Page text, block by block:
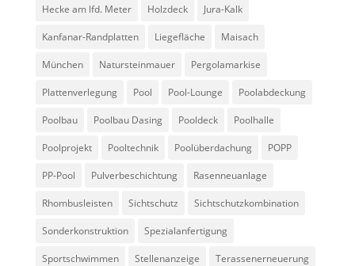
Hecke am lfd. Meter Holzdeck Jura-Kalk
Kanfanar-Randplatten Liegefläche Maisach
München Natursteinmauer Pergolamarkise
Plattenverlegung Pool Pool-Lounge Poolabdeckung
Poolbau Poolbau Dasing Pooldeck Poolhalle
Poolprojekt Pooltechnik Poolüberdachung POPP
PP-Pool Pulverbeschichtung Rasenneuanlage
Rhombusleisten Sichtschutz Sichtschutzkombination
Sonderkonstruktion Spezialanfertigung
Sportschwimmen Stellenanzeige Terassenerneuerung